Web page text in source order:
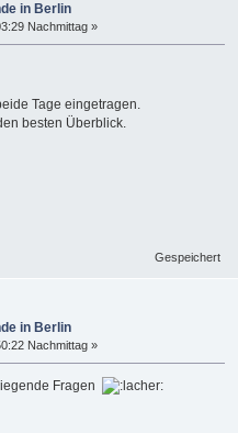
in Berlin
Nachmittag »
Tage eingetragen.
besten Überblick.
Gespeichert
in Berlin
Nachmittag »
Fragen